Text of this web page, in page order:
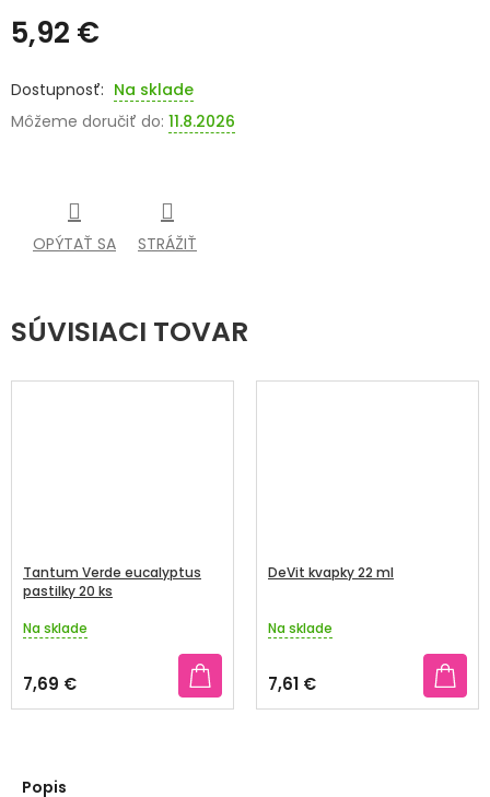
5,92 €
cena:
Na sklade
Môžeme doručiť do: 11.8.2026
OPÝTAŤ SA STRÁŽIŤ
SÚVISIACI TOVAR
Tantum Verde eucalyptus
pastilky 20 ks
Priemerné
produktu
je
5,0
hviezdičiek.
Na sklade
7,69 €
DeVit kvapky 22 ml
Priemerné
produktu
je
3,4
Na sklade
7,61 €
Popis